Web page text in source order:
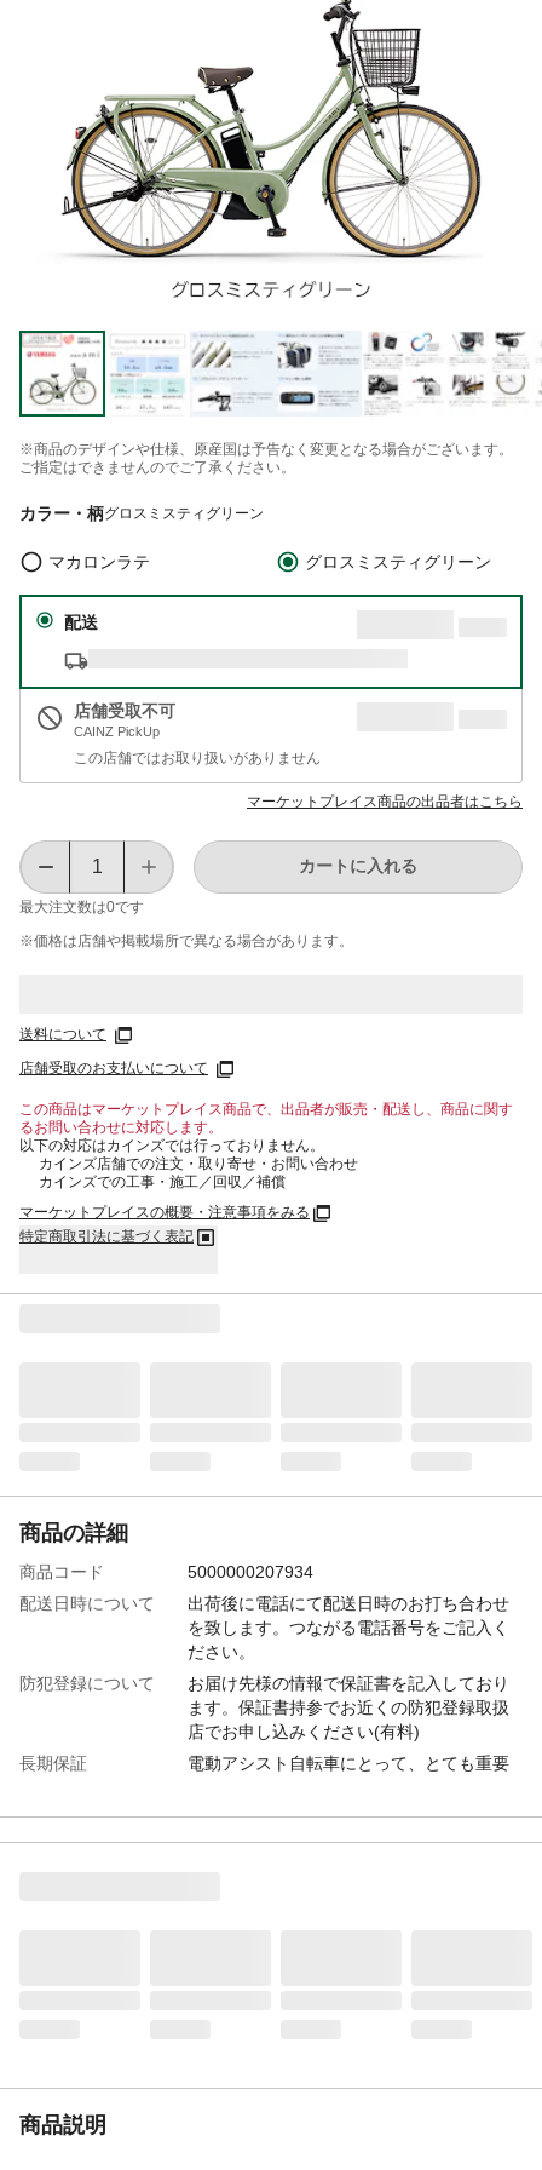
※商品のデザインや仕様、原産国は予告なく変更となる場合がございます。
ご指定はできませんのでご了承ください。
カラー・柄グロスミスティグリーン
マカロンラテ グロスミスティグリーン
配送
店舗受取不可
CAINZ PickUp
この店舗ではお取り扱いがありません
マーケットプレイス商品の出品者はこちら
最大注文数は0です
カートに入れる
※価格は​店舗や​掲載場所で​異なる​場合が​あります。
送料について
店舗受取のお支払いについて
この商品はマーケットプレイス商品で、出品者が販売・配送し、商品に関す
るお問い合わせに対応します。
以下の対応はカインズでは行っておりません。
カインズ店舗での注文・取り寄せ・お問い合わせ
カインズでの工事・施工／回収／補償
マーケットプレイスの概要・注意事項をみる
特定商取引法に基づく表記
商品の詳細
商品コード
5000000207934
配送日時について
出荷後に電話にて配送日時のお打ち合わせ
を致します。つながる電話番号をご記入く
ださい。
防犯登録について
お届け先様の情報で保証書を記入しており
ます。保証書持参でお近くの防犯登録取扱
店でお申し込みください(有料)
長期保証
電動アシスト自転車にとって、とても重要
求めいただけます。●2年以内…本体価格の
商品説明